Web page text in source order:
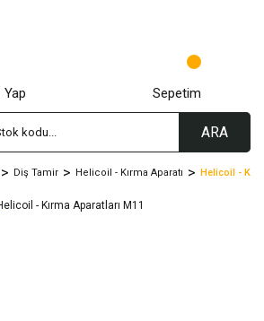
ARA
Yap Sepetim
Diş Tamir Helicoil - Kırma Aparatı Helicoil -